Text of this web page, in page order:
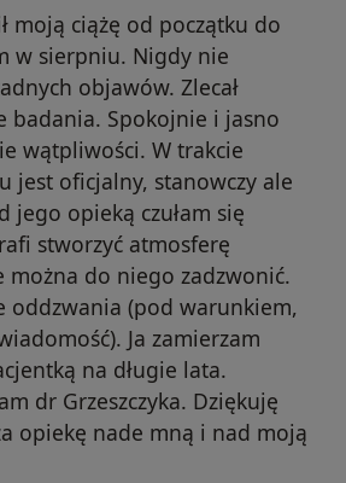
moją ciążę od początku do
w sierpniu. Nigdy nie
objawów. Zlecał
badania. Spokojnie i jasno
wątpliwości. W trakcie
jest oficjalny, stanowczy ale
jego opieką czułam się
stworzyć atmosferę
można do niego zadzwonić.
oddzwania (pod warunkiem,
Ja zamierzam
na długie lata.
dr Grzeszczyka. Dziękuję
opiekę nade mną i nad moją